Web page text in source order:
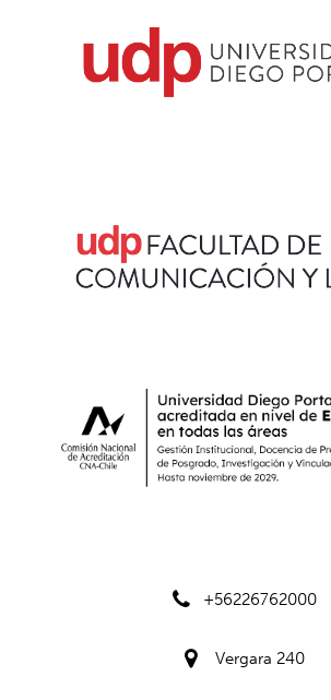
+56226762000
Vergara 240